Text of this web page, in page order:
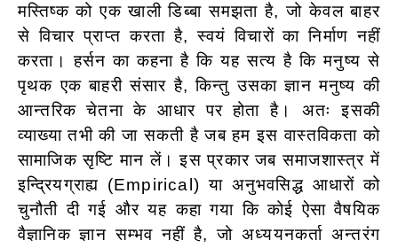
मस्तिष्क को एक खाली डिब्बा समझता है, जो केवल बाहर
से विचार प्राप्त करता है, स्वयं विचारों का निर्माण नहीं
करता। हर्सन का कहना है कि यह सत्य है कि मनुष्य से
पृथक एक बाहरी संसार है, किन्तु उसका ज्ञान मनुष्य की
आन्तरिक चेतना के आधार पर होता है। अतः इसकी
व्याख्या तभी की जा सकती है जब हम इस वास्तविकता को
सामाजिक सृष्टि मान लें। इस प्रकार जब समाजशास्त्र में
इन्द्रियग्राह्य (Empirical) या अनुभवसिद्ध आधारों को
चुनौती दी गई और यह कहा गया कि कोई ऐसा वैषयिक
वैज्ञानिक ज्ञान सम्भव नहीं है, जो अध्ययनकर्ता अन्तरंग